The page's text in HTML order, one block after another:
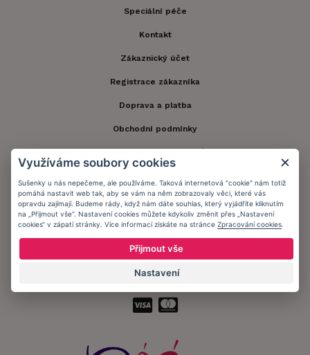
Speciální péče
Kontakt
Zákaznický účet
Registrace zákazníka
Doprava a platba
Obchodní podmínky
Zůstaňte s námi v kontaktu.
Využíváme soubory cookies
Sušenky u nás nepečeme, ale používáme. Taková internetová "cookie" nám totiž
pomáhá nastavit web tak, aby se vám na něm zobrazovaly věci, které vás
opravdu zajímají. Budeme rády, když nám dáte souhlas, který vyjádříte kliknutím
na „Přijmout vše“. Nastavení cookies můžete kdykoliv změnit přes „Nastavení
cookies“ v zápatí stránky. Více informací získáte na stránce Zpracování cookies
Přijmout vše
Nastavení